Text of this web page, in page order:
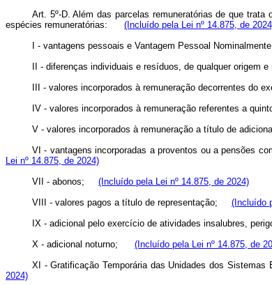
Art. 5º-D. Além das parcelas remuneratórias de que
espécies remuneratórias: (Incluído pela Lei nº 14.875, de
I - vantagens pessoais e Vantagem Pessoal
II - diferenças individuais e resíduos, de qualquer
III - valores incorporados à remuneração decorrentes
IV - valores incorporados à remuneração referentes a
V - valores incorporados à remuneração a título de
VI - vantagens incorporadas a proventos ou a pensões
Lei nº 14.875, de 2024)
VII - abonos; (Incluído pela Lei nº 14.875, de 2024)
VIII - valores pagos a título de representação; (Incluído
IX - adicional pelo exercício de atividades insalubres,
X - adicional noturno; (Incluído pela Lei nº 14.875, de
XI - Gratificação Temporária das Unidades dos
2024)